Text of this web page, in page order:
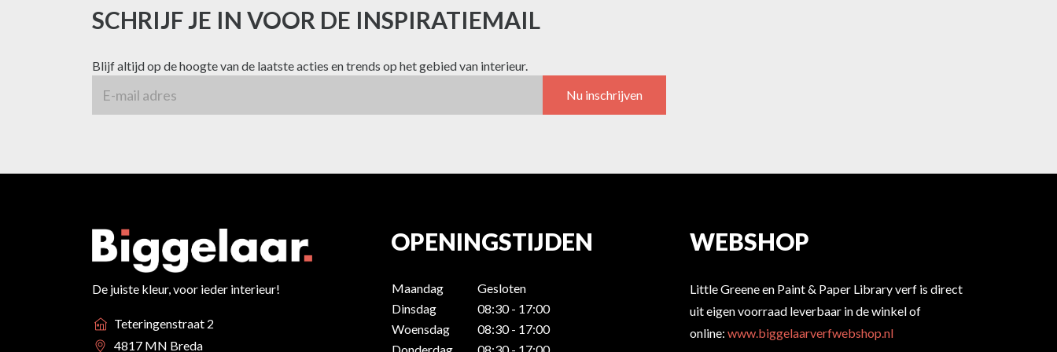
SCHRIJF JE IN VOOR DE INSPIRATIEMAIL
Blijf altijd op de hoogte van de laatste acties en trends op het gebied van interieur.
Nu inschrijven
De juiste kleur, voor ieder interieur!
Teteringenstraat 2
4817 MN Breda
OPENINGSTIJDEN
Maandag
Gesloten
Dinsdag
08:30 - 17:00
Woensdag
08:30 - 17:00
WEBSHOP
Little Greene en Paint & Paper Library verf is direct
uit eigen voorraad leverbaar in de winkel of
online: www.biggelaarverfwebshop.nl